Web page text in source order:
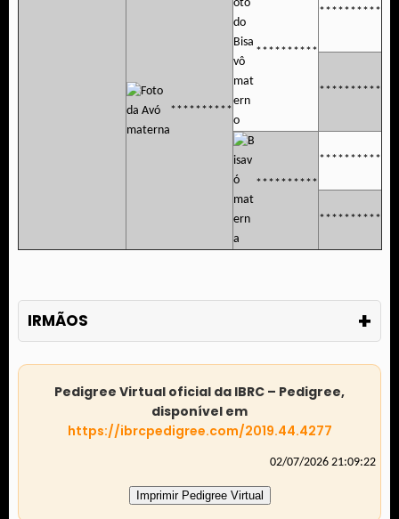
**********
**********
**********
**********
**********
**********
**********
IRMÃOS +
Pedigree Virtual oficial da IBRC – Pedigree,
disponível em
https://ibrcpedigree.com/2019.44.4277
02/07/2026 21:09:22
Imprimir Pedigree Virtual